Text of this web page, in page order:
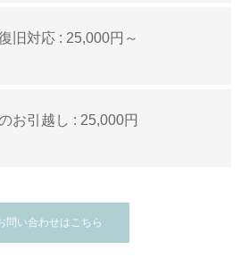
旧対応 : 25,000円～
お引越し : 25,000円
問い合わせはこちら